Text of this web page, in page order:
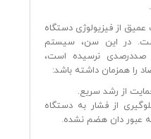
عمیق از فیزیولوژی دستگاه
در این سن، سیستم
صددرصدی نرسیده است،
را همزمان داشته باشد:
از رشد سریع.
از فشار به دستگاه
عبور دان هضم نشده.